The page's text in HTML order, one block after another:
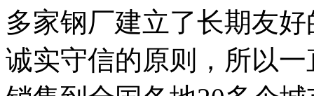
多家钢厂建立了长期友
诚实守信的原则，所以